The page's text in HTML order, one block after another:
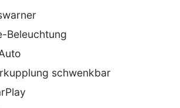
Beleuchtung
schwenkbar